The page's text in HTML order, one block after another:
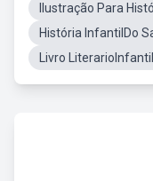
Ilustração Para
História InfantilDo
Livro